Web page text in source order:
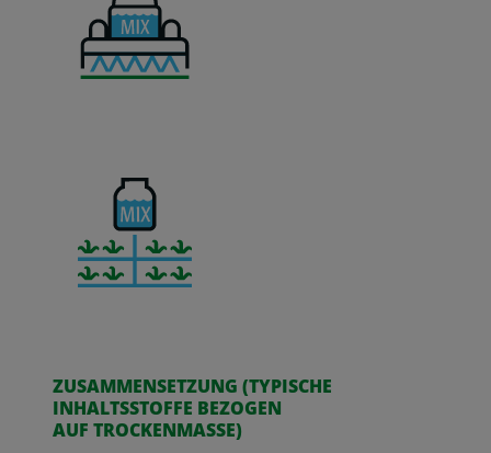
ZUSAMMENSETZUNG (TYPISCHE
INHALTSSTOFFE BEZOGEN
AUF TROCKENMASSE)